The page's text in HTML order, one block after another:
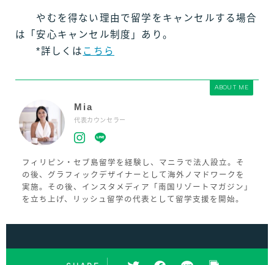
やむを得ない理由で留学をキャンセルする場合
は「安心キャンセル制度」あり。
*詳しくは こちら
ABOUT ME
Mia
代表カウンセラー
フィリピン・セブ島留学を経験し、マニラで法人設立。そ
の後、グラフィックデザイナーとして海外ノマドワークを
実施。その後、インスタメディア「南国リゾートマガジン」
を立ち上げ、リッシュ留学の代表として留学支援を開始。